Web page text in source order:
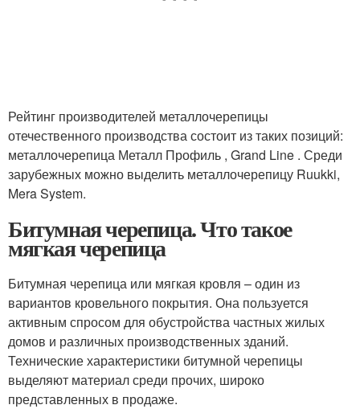
Рейтинг производителей металлочерепицы
отечественного производства состоит из таких позиций:
металлочерепица Металл Профиль , Grand Line . Среди
зарубежных можно выделить металлочерепицу Ruukki,
Mera System.
Битумная черепица. Что такое
мягкая черепица
Битумная черепица или мягкая кровля – один из
вариантов кровельного покрытия. Она пользуется
активным спросом для обустройства частных жилых
домов и различных производственных зданий.
Технические характеристики битумной черепицы
выделяют материал среди прочих, широко
представленных в продаже.